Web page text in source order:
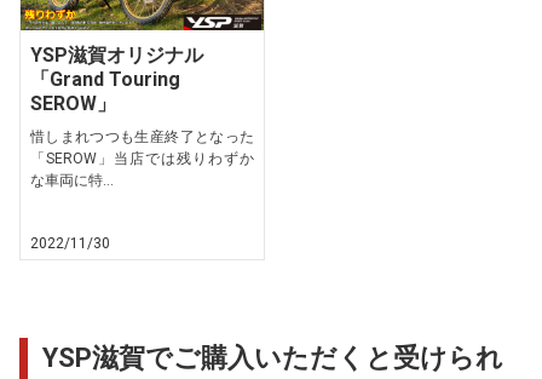
YSP滋賀オリジナル
「Grand Touring
SEROW」
惜しまれつつも生産終了となった
「SEROW」当店では残りわずか
な車両に特...
2022/11/30
YSP滋賀でご購入いただくと受けられ